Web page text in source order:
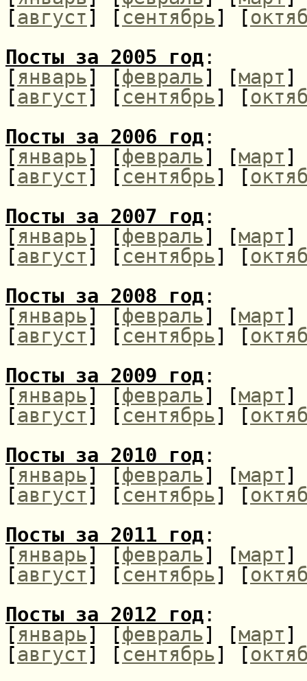
[август] [сентябрь] [
Посты за 2005 год :
[январь] [февраль] [март]
[август] [сентябрь] [
Посты за 2006 год :
[январь] [февраль] [март]
[август] [сентябрь] [
Посты за 2007 год :
[январь] [февраль] [март]
[август] [сентябрь] [
Посты за 2008 год :
[январь] [февраль] [март]
[август] [сентябрь] [
Посты за 2009 год :
[январь] [февраль] [март]
[август] [сентябрь] [
Посты за 2010 год :
[январь] [февраль] [март]
[август] [сентябрь] [
Посты за 2011 год :
[январь] [февраль] [март]
[август] [сентябрь] [
Посты за 2012 год :
[январь] [февраль] [март]
[август] [сентябрь] [